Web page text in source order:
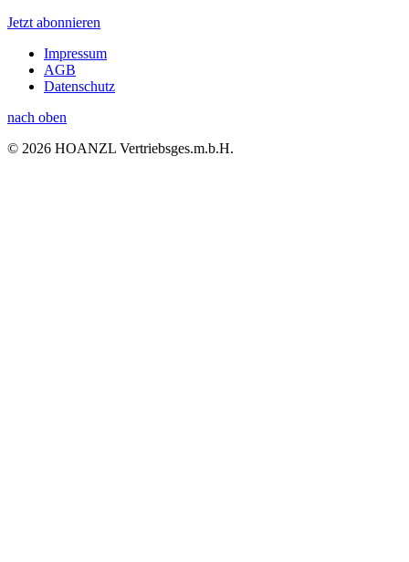
Jetzt abonnieren
Impressum
AGB
Datenschutz
nach oben
© 2026 HOANZL Vertriebsges.m.b.H.